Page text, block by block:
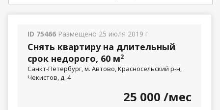
ID 75466 Размещено 25 июля 2019 г.
Снять квартиру на длительный
срок недорого, 60 м2
Санкт-Петербург, м. Автово, Красносельский р-н,
Чекистов, д. 4
25 000 /мес